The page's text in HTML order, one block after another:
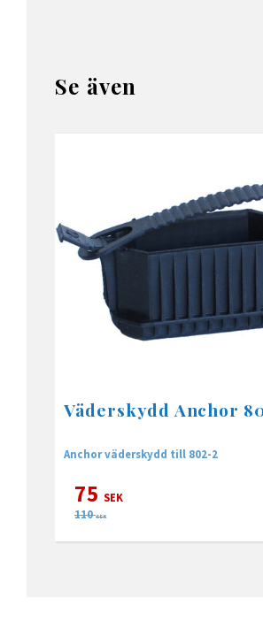
Se även
Väderskydd Anchor
Anchor väderskydd till 802-2
75 SEK
110 SEK